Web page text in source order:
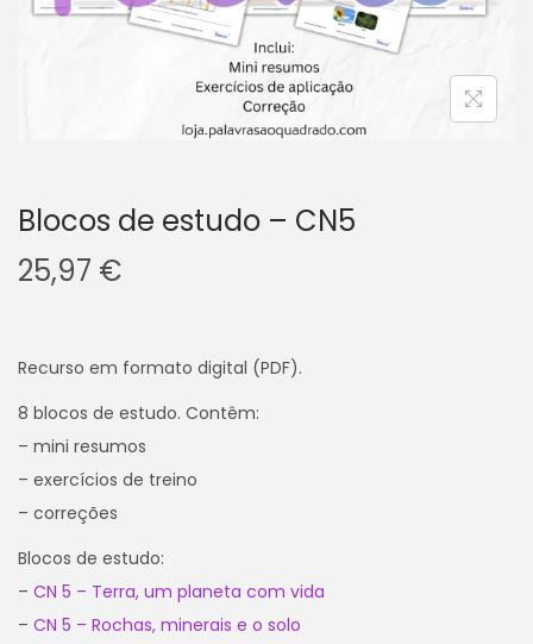
e
g
a
ç
e
ú
d
Blocos de estudo – CN5
25,97 €
Recurso em formato digital (PDF).
8 blocos de estudo. Contêm:
– mini resumos
– exercícios de treino
– correções
Blocos de estudo:
– CN 5 – Terra, um planeta com vida
– CN 5 – Rochas, minerais e o solo